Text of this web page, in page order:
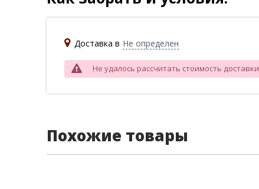
Доставка в Не определен
Не удалось рассчитать стоимость доставки
Похожие товары